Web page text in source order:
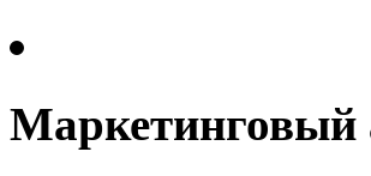
Маркетинговый